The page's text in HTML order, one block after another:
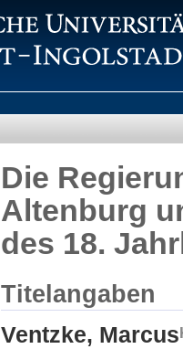
Die
Altenburg
des 18.
Titelangaben
Ventzke, Marcus